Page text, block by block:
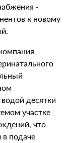
-
к новому
десятки
участке
что
подаче